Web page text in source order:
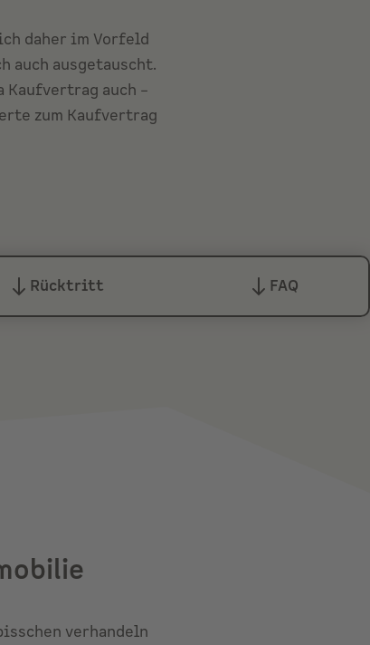
daher im Vorfeld
auch ausgetauscht.
Kaufvertrag auch –
zum Kaufvertrag
Rücktritt FAQ
verhandeln